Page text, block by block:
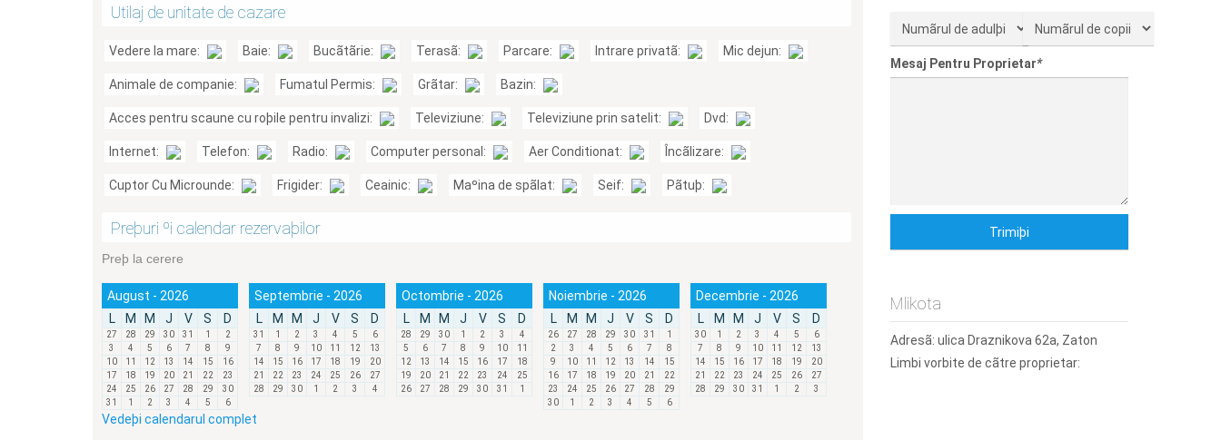
Utilaj de unitate de cazare
Vedere la mare: Baie: Bucãtãrie: Terasã: Parcare: Intrare privatã: Mic dejun:
Animale de companie: Fumatul Permis: Grãtar: Bazin:
Acces pentru scaune cu roþile pentru invalizi: Televiziune: Televiziune prin satelit: Dvd:
Internet: Telefon: Radio: Computer personal: Aer Conditionat: Încãlizare:
Cuptor Cu Microunde: Frigider: Ceainic: Maºina de spãlat: Seif: Pãtuþ:
Preþuri ºi calendar rezervaþilor
Preþ la cerere
August - 2026
L
M M J V S D
27 28 29 30 31 1
2
3
4 5 6 7 8
9
10
11 12 13 14 15
16
17
18 19 20 21 22
23
24
25 26 27 28 29
30
31
1 2 3 4 5 6
Septembrie - 2026
L
M M J V S D
31 1 2 3 4 5
6
7
8 9 10 11 12
13
14
15 16 17 18 19
20
21
22 23 24 25 26
27
28
29 30 1 2 3 4
Octombrie - 2026
L
M M J V S D
28 29 30 1 2 3
4
5
6 7 8 9 10
11
12
13 14 15 16 17
18
19
20 21 22 23 24
25
26
27 28 29 30 31 1
Noiembrie - 2026
L
M M J V S D
26 27 28 29 30 31
1
2
3 4 5 6 7
8
9
10 11 12 13 14
15
16
17 18 19 20 21
22
23
24 25 26 27 28
29
30
1 2 3 4 5 6
Decembrie - 2026
L
M M J V S D
30 1 2 3 4 5
6
7
8 9 10 11 12
13
14
15 16 17 18 19
20
21
22 23 24 25 26
27
28
29 30 31 1 2 3
Vedeþi calendarul complet
Mesaj Pentru Proprietar*
Mlikota
Adresã: ulica Draznikova 62a, Zaton
Limbi vorbite de cãtre proprietar: